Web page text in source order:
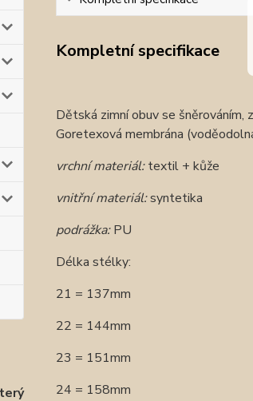
Kompletní specifikace
Dětská zimní obuv se šněrováním, z
Goretexová membrána
vrchní materiál:textil + kůže
vnitřní materiál:syntetika
podrážka:PU
Délka stélky:
21 = 137mm
22 = 144mm
23 = 151mm
24 = 158mm